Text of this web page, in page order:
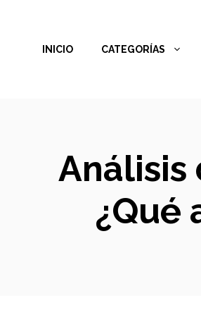
contenidoINICIO CATEGORÍAS
Análisis
¿Qué